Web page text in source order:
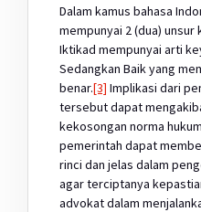
Dalam kamus bahasa
mempunyai 2 (dua) unsur
Iktikad mempunyai arti
Sedangkan Baik yang
benar.[3] Implikasi dari
tersebut dapat
kekosongan norma
pemerintah dapat
rinci dan jelas dalam
agar terciptanya
advokat dalam